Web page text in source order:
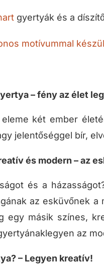
gyertyák és a
motívummal
– fény az élet
két ember
jelentőséggel bír,
és modern – az
és a
az esküvőnek
egy másik színes,
az
– Legyen kreatív!